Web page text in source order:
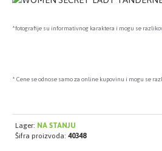
*fotografije su informativnog karaktera i mogu se
* Cene se odnose samo za online kupovinu i mogu se
Lager: NA STANJU
Šifra proizvoda: 40348